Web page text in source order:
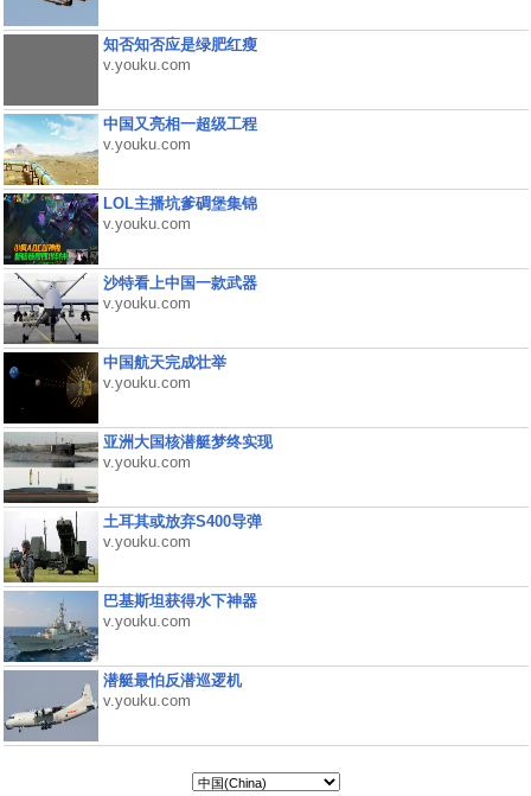
知否知否应是绿肥红瘦
v.youku.com
中国又亮相一超级工程
v.youku.com
LOL主播坑爹碉堡集锦
v.youku.com
沙特看上中国一款武器
v.youku.com
中国航天完成壮举
v.youku.com
亚洲大国核潜艇梦终实现
v.youku.com
土耳其或放弃S400导弹
v.youku.com
巴基斯坦获得水下神器
v.youku.com
潜艇最怕反潜巡逻机
v.youku.com